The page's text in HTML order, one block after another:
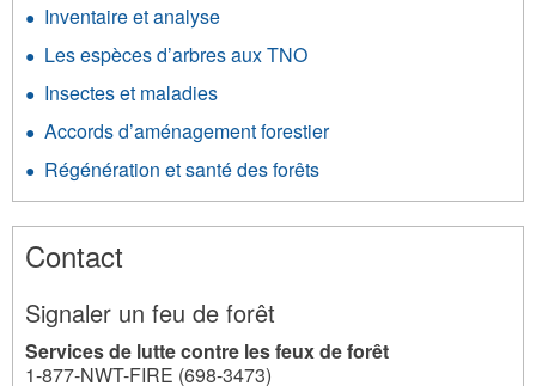
Inventaire et analyse
Les espèces d’arbres aux TNO
Insectes et maladies
Accords d’aménagement forestier
Régénération et santé des forêts
Contact
Signaler un feu de forêt
Services de lutte contre les feux de forêt
1-877-NWT-FIRE (698-3473)